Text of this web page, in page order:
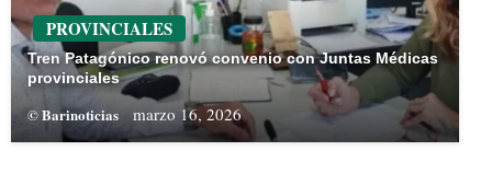
PROVINCIALES
Tren Patagónico renovó convenio con Juntas Médicas
provinciales
© Barinoticias marzo 16, 2026